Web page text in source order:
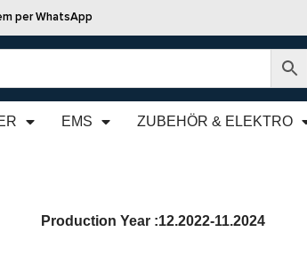
per WhatsApp
EMS ZUBEHÖR & ELEKTRO
Production Year :12.2022-11.2024